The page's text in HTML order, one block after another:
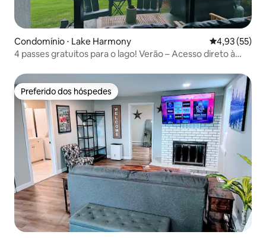
Condomínio ⋅ Lake Harmony 4,93 de uma
4,93 (55)
4 passes gratuitos para o lago! Verão – Acesso direto à
Preferido dos hóspedes
Preferido dos hóspedes